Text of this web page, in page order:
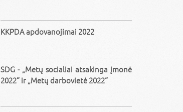
KKPDA apdovanojimai 2022
SDG - „Metų socialiai atsakinga įmonė
2022“ ir „Metų darbovietė 2022“